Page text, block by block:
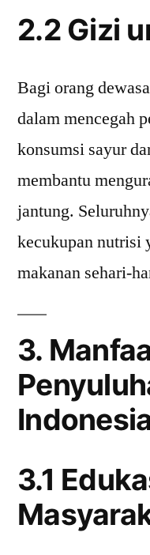
2.2 Gizi
Bagi orang
dalam mencegah
konsumsi sayur
membantu
jantung.
kecukupan nutrisi
makanan sehari-
3.
3.1